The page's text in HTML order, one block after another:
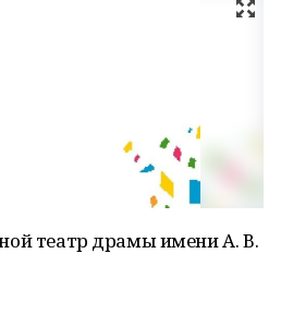
театр драмы имени А. В.